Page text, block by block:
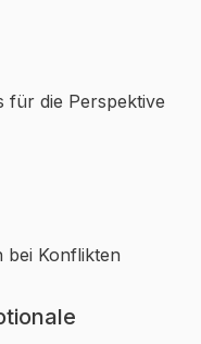
für die Perspektive
bei Konflikten